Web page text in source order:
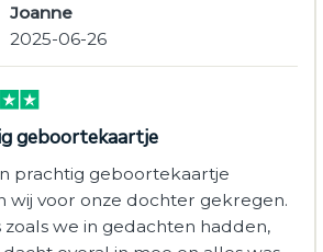
Joanne
2025-06-26
geboortekaartje
prachtig geboortekaartje
wij voor onze dochter gekregen.
zoals we in gedachten hadden,